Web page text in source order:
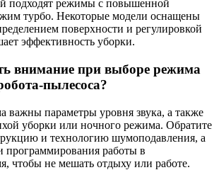
подходят режимы с повышенной
турбо. Некоторые модели оснащены
поверхности и регулировкой
эффективность уборки.
внимание при выборе режима
пылесоса?
важны параметры уровня звука, а также
уборки или ночного режима. Обратите
и технологию шумоподавления, а
программирования работы в
чтобы не мешать отдыху или работе.